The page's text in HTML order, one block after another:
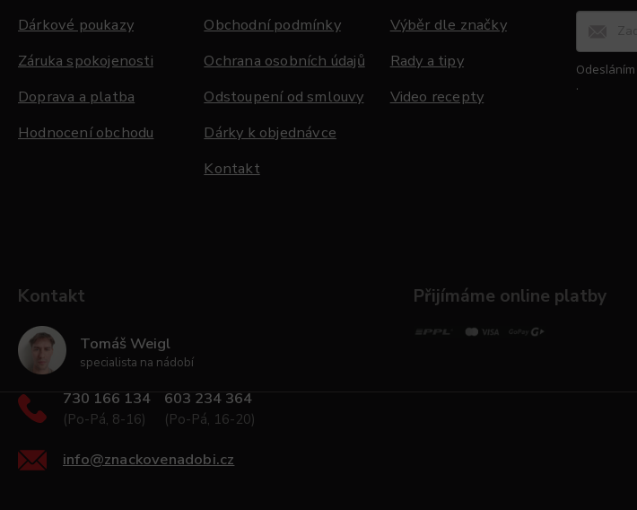
Dárkové poukazy
Záruka spokojenosti
Doprava a platba
Hodnocení obchodu
Obchodní podmínky
Ochrana osobních údajů
Odstoupení od smlouvy
Dárky k objednávce
Kontakt
Výběr dle značky
Rady a tipy
Video recepty
.
Kontakt
Tomáš Weigl
specialista na nádobí
730 166 134
(Po-Pá, 8-16)
603 234 364
(Po-Pá, 16-20)
info@znackovenadobi.cz
Přijímáme online platby